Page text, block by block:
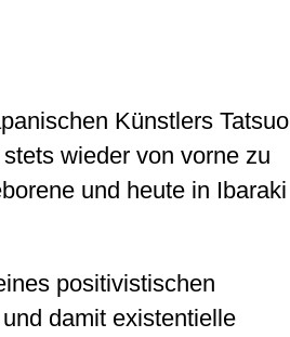
Künstlers Tatsuo
wieder von vorne zu
und heute in Ibaraki
positivistischen
damit existentielle